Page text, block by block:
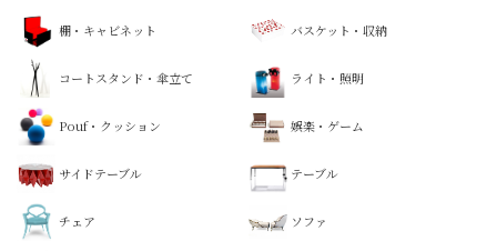
棚・キャビネット バスケット・収納
コートスタンド・傘立て ライト・照明
Pouf・クッション 娯楽・ゲーム
サイドテーブル テーブル
チェア ソファ